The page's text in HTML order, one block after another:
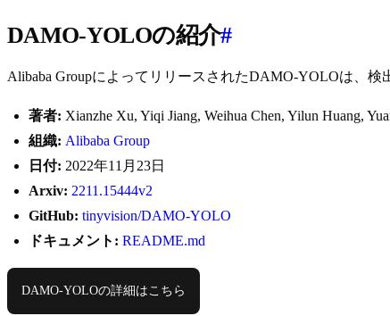
DAMO-YOLOの紹介#
Alibaba GroupによってリリースされたDAMO-YOLOは、
著者: Xianzhe Xu, Yiqi Jiang, Weihua Chen, Yilun Huang,
組織: Alibaba Group
日付: 2022年11月23日
Arxiv: 2211.15444v2
GitHub: tinyvision/DAMO-YOLO
ドキュメント: README.md
DAMO-YOLOの詳細はこちら